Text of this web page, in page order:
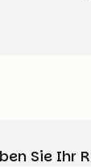
Sie